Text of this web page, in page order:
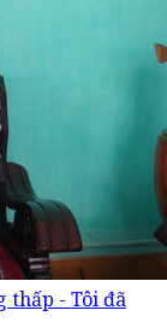
thấp - Tôi đã